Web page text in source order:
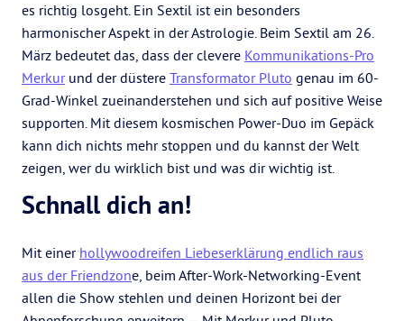
es richtig losgeht. Ein Sextil ist ein besonders
harmonischer Aspekt in der Astrologie. Beim Sextil am 26.
März bedeutet das, dass der clevere Kommunikations-Pro
Merkurund der düstere Transformator Pluto genau im 60-
Grad-Winkel zueinanderstehen und sich auf positive Weise
supporten. Mit diesem kosmischen Power-Duo im Gepäck
kann dich nichts mehr stoppen und du kannst der Welt
zeigen, wer du wirklich bist und was dir wichtig ist.
Schnall dich an!
Mit einer hollywoodreifen Liebeserklärung endlich raus
aus der Friendzone, beim After-Work-Networking-Event
allen die Show stehlen und deinen Horizont bei der